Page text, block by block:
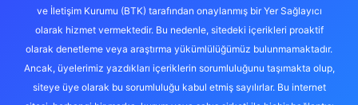
ve İletişim Kurumu (BTK) tarafından onaylanmış bir Yer Sağlayıcı
olarak hizmet vermektedir. Bu nedenle, sitedeki içerikleri proaktif
olarak denetleme veya araştırma yükümlülüğümüz bulunmamaktadır.
Ancak, üyelerimiz yazdıkları içeriklerin sorumluluğunu taşımakta olup,
siteye üye olarak bu sorumluluğu kabul etmiş sayılırlar. Bu internet